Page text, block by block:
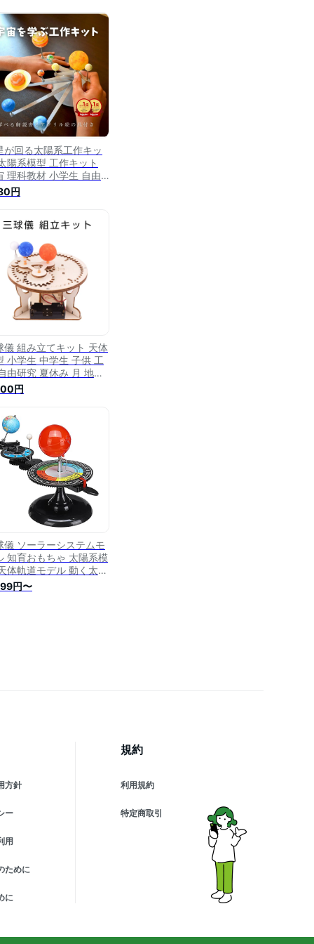
が回る太陽系工作キッ
陽系模型 工作キット
理科教材 小学生 自由
夏休み 知育おもちゃ
日 プレゼント 入学 お
転 太陽 地球 宇宙 好き
子供 男の子 女の子 天
勉強 学習 天体模型
円
儀 組み立てキット 天体
小学生 中学生 子供 工
由研究 夏休み 月 地球
公転 自転 理科 科学 惑
星 日周運動 プレゼン
円
儀 ソーラーシステムモ
知育おもちゃ 太陽系模
体軌道モデル 動く太陽
型 物理モデル 教育玩具
玩具 太陽・地球・月の
円〜
方針
ー
用
ために
に
規約
利用規約
特定商取引